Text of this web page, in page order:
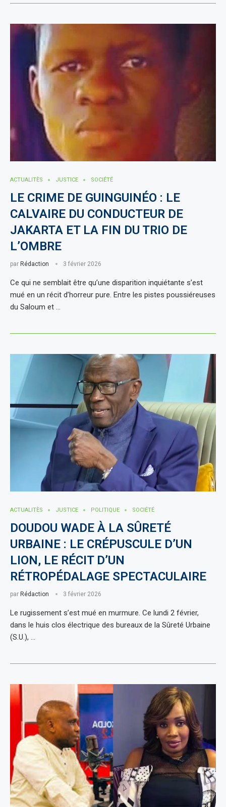
ACTUALITÈS JUSTICE SOCIÉTÉ
LE CRIME DE GUINGUINÉO : LE
CALVAIRE DU CONDUCTEUR DE
JAKARTA ET LA FIN DU TRIO DE
L’OMBRE
par Rédaction 3 février 2026
Ce qui ne semblait être qu’une disparition inquiétante s’est
mué en un récit d’horreur pure. Entre les pistes poussiéreuses
du Saloum et …
ACTUALITÈS JUSTICE POLITIQUE SOCIÉTÉ
DOUDOU WADE À LA SÛRETÉ
URBAINE : LE CRÉPUSCULE D’UN
LION, LE RÉCIT D’UN
RÉTROPÉDALAGE SPECTACULAIRE
par Rédaction 3 février 2026
Le rugissement s’est mué en murmure. Ce lundi 2 février,
dans le huis clos électrique des bureaux de la Sûreté Urbaine
(S.U.), …